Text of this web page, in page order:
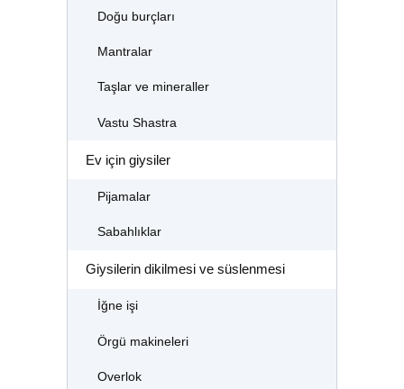
Doğu burçları
Mantralar
Taşlar ve mineraller
Vastu Shastra
Ev için giysiler
Pijamalar
Sabahlıklar
Giysilerin dikilmesi ve süslenmesi
İğne işi
Örgü makineleri
Overlok